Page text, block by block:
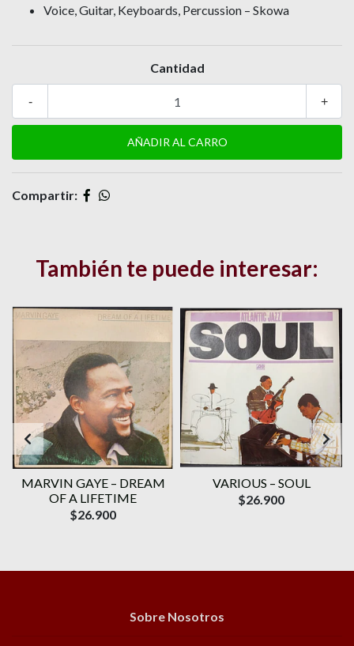
Voice, Guitar, Keyboards, Percussion – Skowa
Cantidad
+
-
Compartir:
También te puede interesar:
MARVIN GAYE – DREAM
OF A LIFETIME
$26.900
VARIOUS – SOUL
$26.900
Sobre Nosotros